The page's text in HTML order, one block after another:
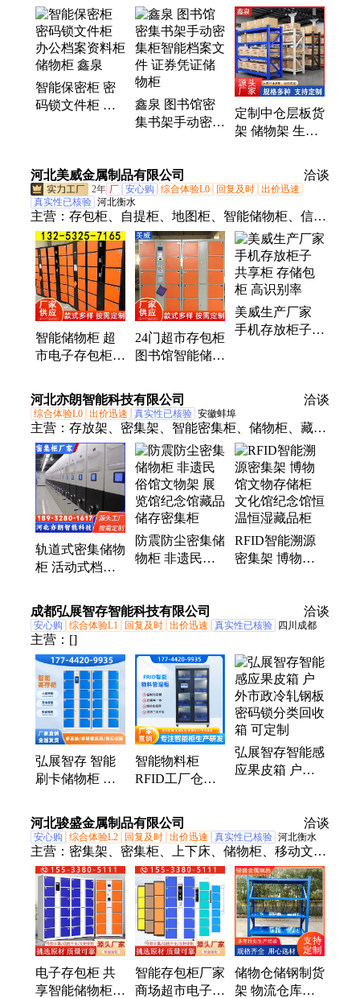
双层床、高低床、存包柜、图书架、铁艺床、保密
柜、档案柜、架子床、文件柜、上下床、组合书架、
图书馆书架、档案密集架、铁皮资料柜、阅览室书架
柜、资料档案凭证柜
智能保密柜 密
码锁文件柜 办
鑫泉 图书馆密
集书架手动密集
定制中仓层板货
架 储物架 生产
河北美威金属制品有限公司 洽谈
2年 厂 安心购 综合体验L0 回复及时 出价迅速
真实性已核验 河北衡水
主营： 存包柜、自提柜、地图柜、智能储物柜、信报
箱、保管柜、智能手机柜、手机存放柜、智能快递
柜、地图存放柜、手机暂存柜、智能回转柜、抽屉式
底图柜、智能文件回转库、入墙宣传栏式箱、电动智
能底图柜、图纸存放档案柜、工程图纸收纳柜
智能储物柜 超
市电子存包柜
纹条码扫码 美
威
24门超市存包柜
图书馆智能储物
子智能柜厂家
美威生产厂家
手机存放柜子
河北亦朗智能科技有限公司 洽谈
综合体验L0 出价迅速 真实性已核验 安徽蚌埠
主营： 存放架、密集架、智能密集柜、储物柜、藏品
储存柜、切片存储柜、古籍存储架、底图密集柜、电
动密集柜、陶瓷存放柜、密集存放柜、非遗馆藏品
柜、财务凭证密集柜、电网专用密集柜、种子样品密
集柜、种子样品存放柜、藏品储存密集柜、文物存放
密集柜、病历资料收纳架、玉器藏品储存架
轨道式密集储物
柜 活动式档案
图凭证文物存放
密集柜
防震防尘密集储
物柜 非遗民俗
存密集柜
RFID智能溯源
密集架 博物馆
成都弘展智存智能科技有限公司 洽谈
安心购 综合体验L1 回复及时 出价迅速 真实性已核验 四川成都
主营： []
弘展智存 智能
刷卡储物柜 人
位定制寄存方案
智能物料柜
RFID工厂仓库
指纹刷卡柜管理
柜
弘展智存智能感
应果皮箱 户外
河北骏盛金属制品有限公司 洽谈
安心购 综合体验L2 回复及时 出价迅速 真实性已核验 河北衡水
主营： 密集架、密集柜、上下床、储物柜、移动文件
柜
电子存包柜 共
享智能储物柜
智能存包柜厂家
商场超市电子储
储物仓储钢制货
架 物流仓库冷